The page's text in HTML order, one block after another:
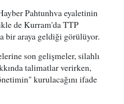
Pahtunhva eyaletinin
de Kurram'da TTP
bir araya geldiği görülüyor.
son gelişmeler, silahlı
talimatlar verirken,
kurulacağını ifade